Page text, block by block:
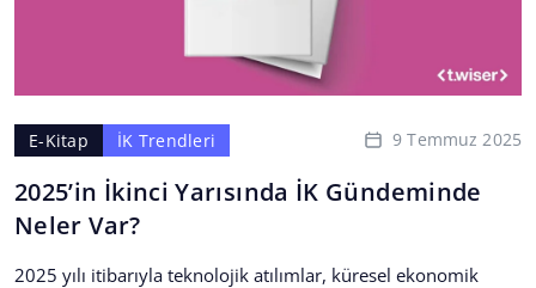
E-Kitap İK Trendleri 9 Temmuz 2025
2025’in İkinci Yarısında İK Gündeminde
Neler Var?
2025 yılı itibarıyla teknolojik atılımlar, küresel ekonomik